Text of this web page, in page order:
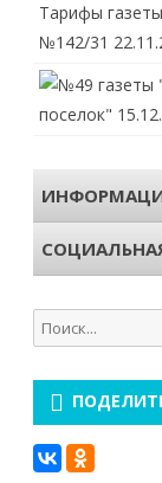
Тарифы
№142/31
поселок"
Поиск
для: